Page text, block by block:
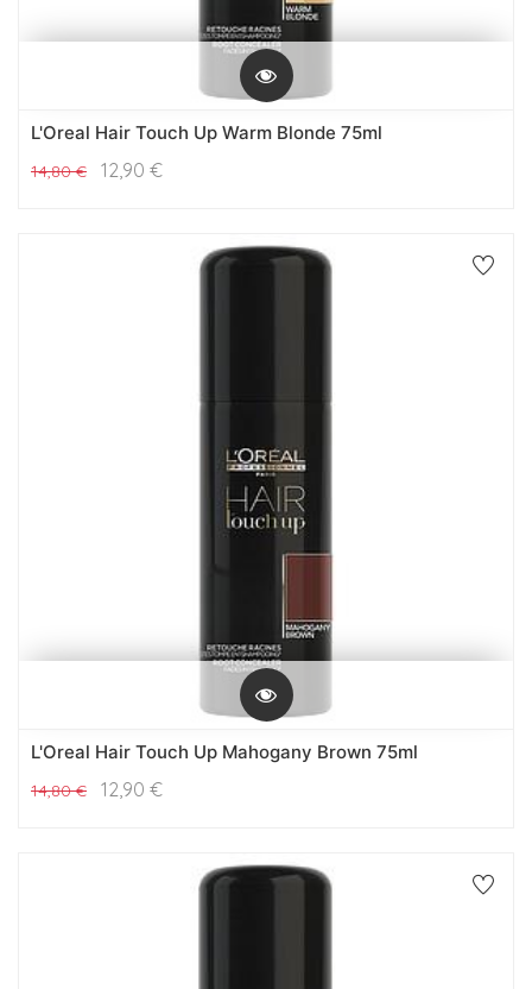
L'Oreal Hair Touch Up Warm Blonde 75ml
14,80€ 12,90 €
L'Oreal Hair Touch Up Mahogany Brown 75ml
14,80€ 12,90 €